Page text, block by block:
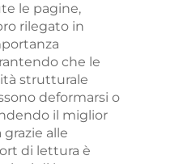
le pagine,
rilegato in
che le
strutturale
deformarsi o
il miglior
alle
di lettura è